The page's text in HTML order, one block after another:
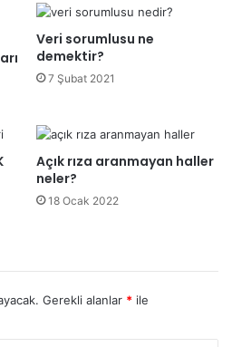
Veri sorumlusu ne
demektir?
7 Şubat 2021
Açık rıza aranmayan haller
neler?
18 Ocak 2022
Gerekli alanlar * ile